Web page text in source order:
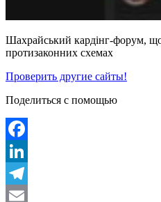
Шахрайський кардінг-форум,
протизаконних схемах
Проверить другие сайты!
Поделиться с помощью
Facebook
LinkedIn
Telegram